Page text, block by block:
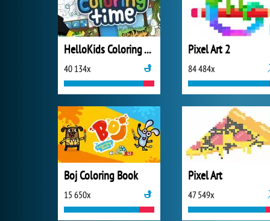
HelloKids Coloring Time
40 134x
Pixel Art 2
84 484x
Boj Coloring Book
15 650x
Pixel Art
47 549x